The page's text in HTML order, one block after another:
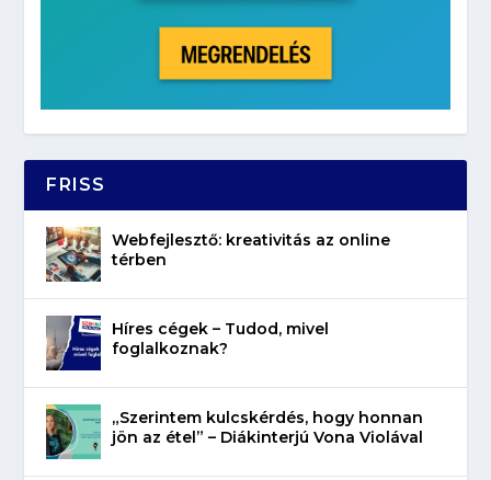
FRISS
Webfejlesztő: kreativitás az online
térben
Híres cégek – Tudod, mivel
foglalkoznak?
„Szerintem kulcskérdés, hogy honnan
jön az étel” – Diákinterjú Vona Violával